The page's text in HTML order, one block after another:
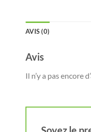
AVIS (0)
Avis
Il n’y a pas encore